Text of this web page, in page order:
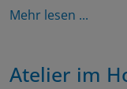
Mehr lesen ...
Atelier im